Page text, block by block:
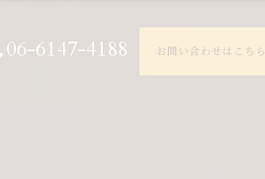
06-6147-4188 お問い合わせはこちら